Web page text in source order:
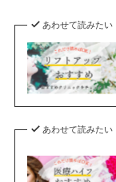
あわせて読みたい
あわせて読みたい